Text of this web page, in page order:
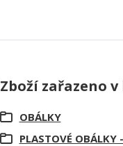
Zboží zařazeno
OBÁLKY
PLASTOVÉ OBÁLKY